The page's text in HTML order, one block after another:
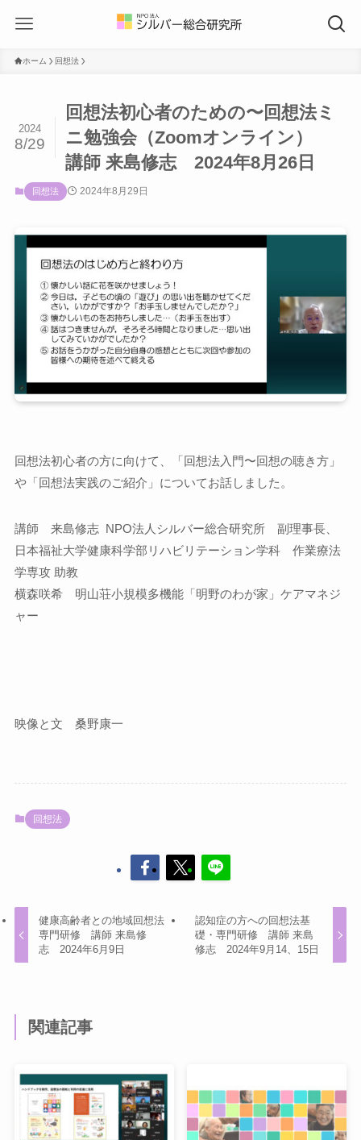
ホーム 回想法
回想法初心者のための〜回想法ミ
ニ勉強会（Zoomオンライン）
講師 来島修志 2024年8月26日
2024
8/29
回想法 2024年8月29日
回想法初心者の方に向けて、「回想法入門〜回想の聴き方」
や「回想法実践のご紹介」についてお話しました。
講師 来島修志 NPO法人シルバー総合研究所 副理事長、
日本福祉大学健康科学部リハビリテーション学科 作業療法
学専攻 助教
横森咲希 明山荘小規模多機能「明野のわが家」ケアマネジ
ャー
映像と文 桑野康一
回想法
健康高齢者との地域回想法
専門研修 講師 来島修
志 2024年6月9日
認知症の方への回想法基
礎・専門研修 講師 来島
修志 2024年9月14、15日
関連記事